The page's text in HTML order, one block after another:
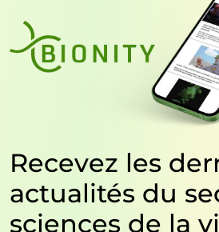
Recevez les
actualités du
sciences de la